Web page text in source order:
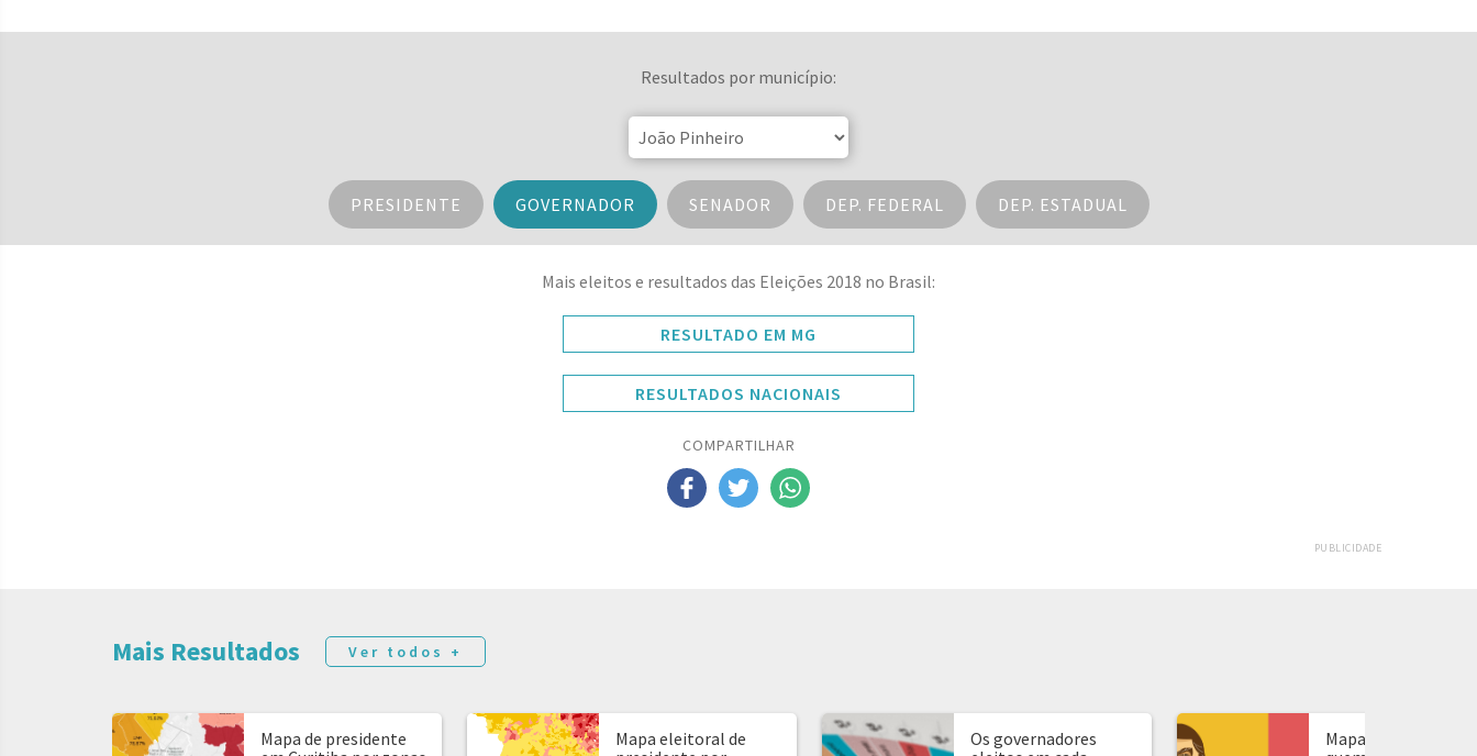
Resultados por município:
PRESIDENTE GOVERNADOR SENADOR DEP. FEDERAL DEP. ESTADUAL
Mais eleitos e resultados das Eleições 2018 no Brasil:
RESULTADO EM MG
RESULTADOS NACIONAIS
COMPARTILHAR
PUBLICIDADE
Mais Resultados Ver todos +
Mapa de presidente
Mapa eleitoral de
Os governadores
Mapa de presidente: